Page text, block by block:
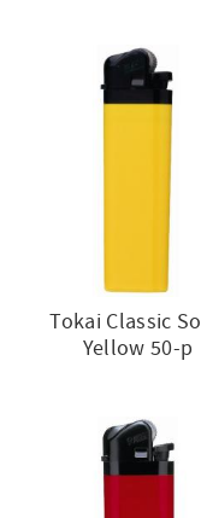
Tokai Classic
Yellow 50-p